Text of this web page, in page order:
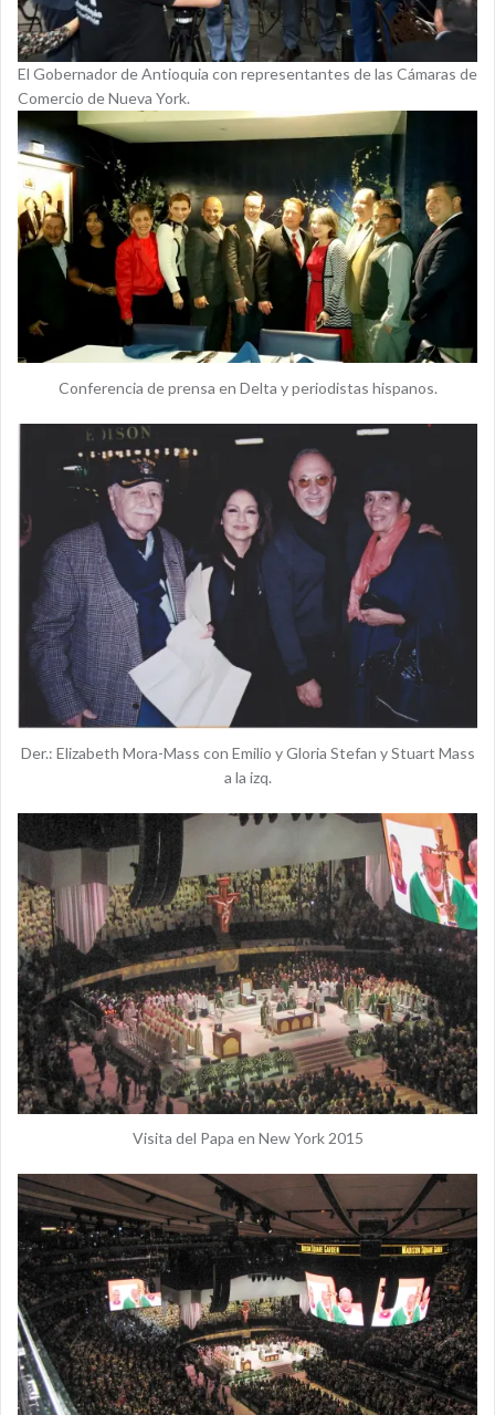
El Gobernador de Antioquia con representantes de las Cámaras de
Comercio de Nueva York.
Conferencia de prensa en Delta y periodistas hispanos.
Der.: Elizabeth Mora-Mass con Emilio y Gloria Stefan y Stuart Mass
a la izq.
Visita del Papa en New York 2015